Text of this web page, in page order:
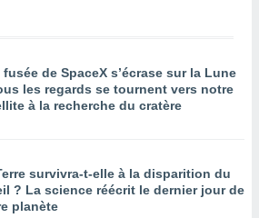
fusée de SpaceX s’écrase sur la Lune
les regards se tournent vers notre
à la recherche du cratère
survivra-t-elle à la disparition du
? La science réécrit le dernier jour de
planète